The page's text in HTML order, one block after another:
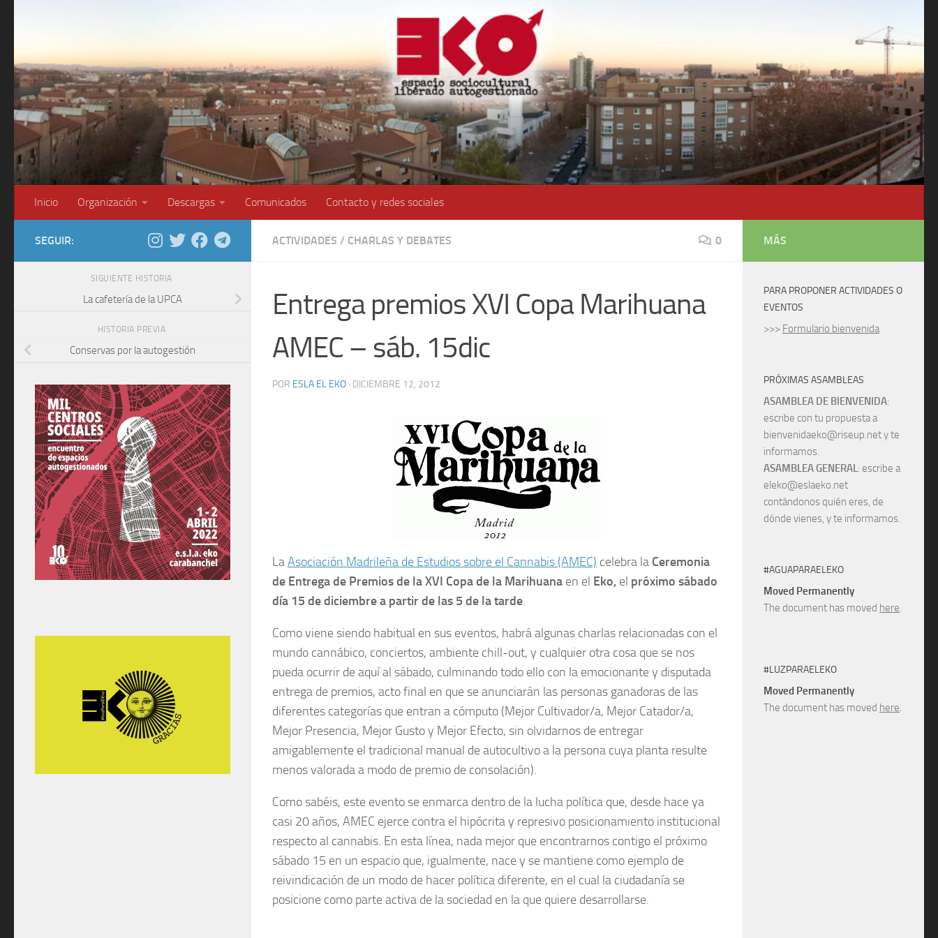
Inicio Organización Descargas Comunicados Contacto y redes sociales
ACTIVIDADES / CHARLAS Y DEBATES 0
Entrega premios XVI Copa Marihuana
AMEC – sáb. 15dic
POR ESLA EL EKO · DICIEMBRE 12, 2012
LaAsociación Madrileña de Estudios sobre el Cannabis (AMEC) celebra la Ceremonia
de Entrega de Premios de la XVI Copa de la Marihuana en el Eko, el próximo sábado
día 15 de diciembre a partir de las 5 de la tarde.
Como viene siendo habitual en sus eventos, habrá algunas charlas relacionadas con el
mundo cannábico, conciertos, ambiente chill-out, y cualquier otra cosa que se nos
pueda ocurrir de aquí al sábado, culminando todo ello con la emocionante y disputada
entrega de premios, acto final en que se anunciarán las personas ganadoras de las
diferentes categorías que entran a cómputo (Mejor Cultivador/a, Mejor Catador/a,
Mejor Presencia, Mejor Gusto y Mejor Efecto, sin olvidarnos de entregar
amigablemente el tradicional manual de autocultivo a la persona cuya planta resulte
menos valorada a modo de premio de consolación).
Como sabéis, este evento se enmarca dentro de la lucha política que, desde hace ya
casi 20 años, AMEC ejerce contra el hipócrita y represivo posicionamiento institucional
respecto al cannabis. En esta línea, nada mejor que encontrarnos contigo el próximo
sábado 15 en un espacio que, igualmente, nace y se mantiene como ejemplo de
reivindicación de un modo de hacer política diferente, en el cual la ciudadanía se
posicione como parte activa de la sociedad en la que quiere desarrollarse.
SEGUIR:
SIGUIENTE HISTORIA
La cafetería de la UPCA
HISTORIA PREVIA
Conservas por la autogestión
MÁS
PARA PROPONER ACTIVIDADES O
EVENTOS
>>> Formulario bienvenida
PRÓXIMAS ASAMBLEAS
ASAMBLEA DE BIENVENIDA:
escribe con tu propuesta a
bienvenidaeko@riseup.net y te
informamos.
ASAMBLEA GENERAL: escribe a
eleko@eslaeko.net
contándonos quién eres, de
dónde vienes, y te informamos.
#AGUAPARAELEKO
Moved Permanently
The document has moved here.
#LUZPARAELEKO
Moved Permanently
The document has moved here.